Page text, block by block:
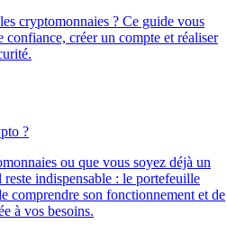
cryptomonnaies ? Ce guide vous
créer un compte et réaliser
?
ou que vous soyez déjà un
indispensable : le portefeuille
comprendre son fonctionnement et de
à vos besoins.